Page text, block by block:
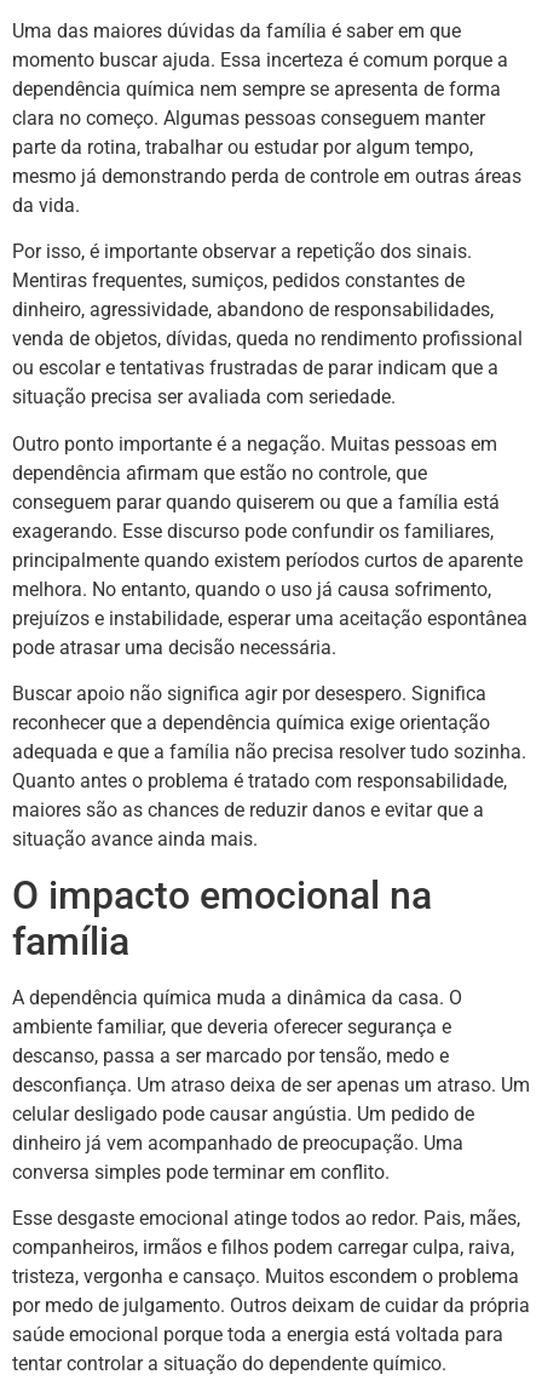
Uma das maiores dúvidas da família é saber em que
momento buscar ajuda. Essa incerteza é comum porque a
dependência química nem sempre se apresenta de forma
clara no começo. Algumas pessoas conseguem manter
parte da rotina, trabalhar ou estudar por algum tempo,
mesmo já demonstrando perda de controle em outras áreas
da vida.
Por isso, é importante observar a repetição dos sinais.
Mentiras frequentes, sumiços, pedidos constantes de
dinheiro, agressividade, abandono de responsabilidades,
venda de objetos, dívidas, queda no rendimento profissional
ou escolar e tentativas frustradas de parar indicam que a
situação precisa ser avaliada com seriedade.
Outro ponto importante é a negação. Muitas pessoas em
dependência afirmam que estão no controle, que
conseguem parar quando quiserem ou que a família está
exagerando. Esse discurso pode confundir os familiares,
principalmente quando existem períodos curtos de aparente
melhora. No entanto, quando o uso já causa sofrimento,
prejuízos e instabilidade, esperar uma aceitação espontânea
pode atrasar uma decisão necessária.
Buscar apoio não significa agir por desespero. Significa
reconhecer que a dependência química exige orientação
adequada e que a família não precisa resolver tudo sozinha.
Quanto antes o problema é tratado com responsabilidade,
maiores são as chances de reduzir danos e evitar que a
situação avance ainda mais.
O impacto emocional na
família
A dependência química muda a dinâmica da casa. O
ambiente familiar, que deveria oferecer segurança e
descanso, passa a ser marcado por tensão, medo e
desconfiança. Um atraso deixa de ser apenas um atraso. Um
celular desligado pode causar angústia. Um pedido de
dinheiro já vem acompanhado de preocupação. Uma
conversa simples pode terminar em conflito.
Esse desgaste emocional atinge todos ao redor. Pais, mães,
companheiros, irmãos e filhos podem carregar culpa, raiva,
tristeza, vergonha e cansaço. Muitos escondem o problema
por medo de julgamento. Outros deixam de cuidar da própria
saúde emocional porque toda a energia está voltada para
tentar controlar a situação do dependente químico.